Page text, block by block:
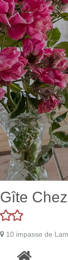
Gîte
10 impasse de